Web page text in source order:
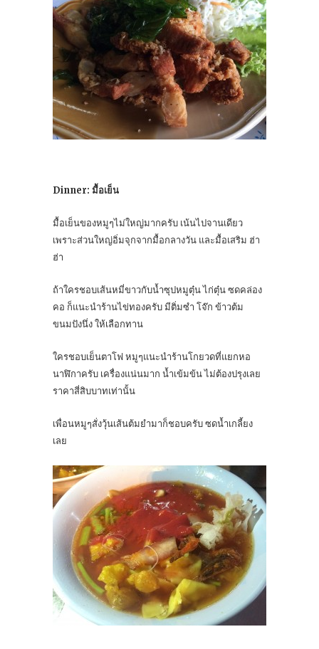
Dinner: มื้อเย็น
มื้อเย็นของหมูๆไม่ใหญ่มากครับ เน้นไปจานเดียว
เพราะส่วนใหญ่อิ่มจุกจากมื้อกลางวัน และมื้อเสริม ฮ่า
ฮ่า
ถ้าใครชอบเส้นหมี่ขาวกับน้ำซุปหมูตุ๋น ไก่ตุ๋น ซดคล่อง
คอ ก็แนะนำร้านไข่ทองครับ มีติ่มซำ โจ๊ก ข้าวต้ม
ขนมปังนึ่ง ให้เลือกทาน
ใครชอบเย็นตาโฟ หมูๆแนะนำร้านโกยวดที่แยกหอ
นาฬิกาครับ เครื่องแน่นมาก น้ำเข้มข้น ไม่ต้องปรุงเลย
ราคาสี่สิบบาทเท่านั้น
เพื่อนหมูๆสั่งวุ้นเส้นต้มยำมาก็ชอบครับ ซดน้ำเกลี้ยง
เลย